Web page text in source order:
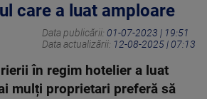
care a luat amploare
Data publicării: 01-07-2023 | 19:51
Data actualizării: 12-08-2025 | 07:13
în regim hotelier a luat
mulți proprietari preferă să